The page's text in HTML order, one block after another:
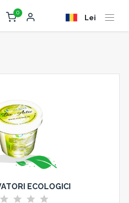
0
Lei
ECOLOGICI